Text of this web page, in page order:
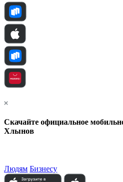
Скачайте официальное
Хлынов
Людям Бизнесу